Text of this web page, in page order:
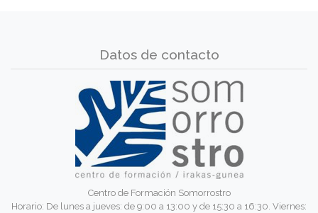
Datos de contacto
Centro de Formación Somorrostro
Horario: De lunes a jueves: de 9:00 a 13:00 y de 15:30 a 16:30. Viernes: